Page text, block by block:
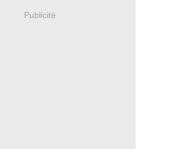
Publicité